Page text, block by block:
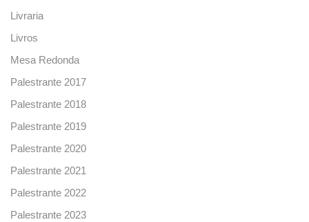
Livraria
Livros
Mesa Redonda
Palestrante 2017
Palestrante 2018
Palestrante 2019
Palestrante 2020
Palestrante 2021
Palestrante 2022
Palestrante 2023